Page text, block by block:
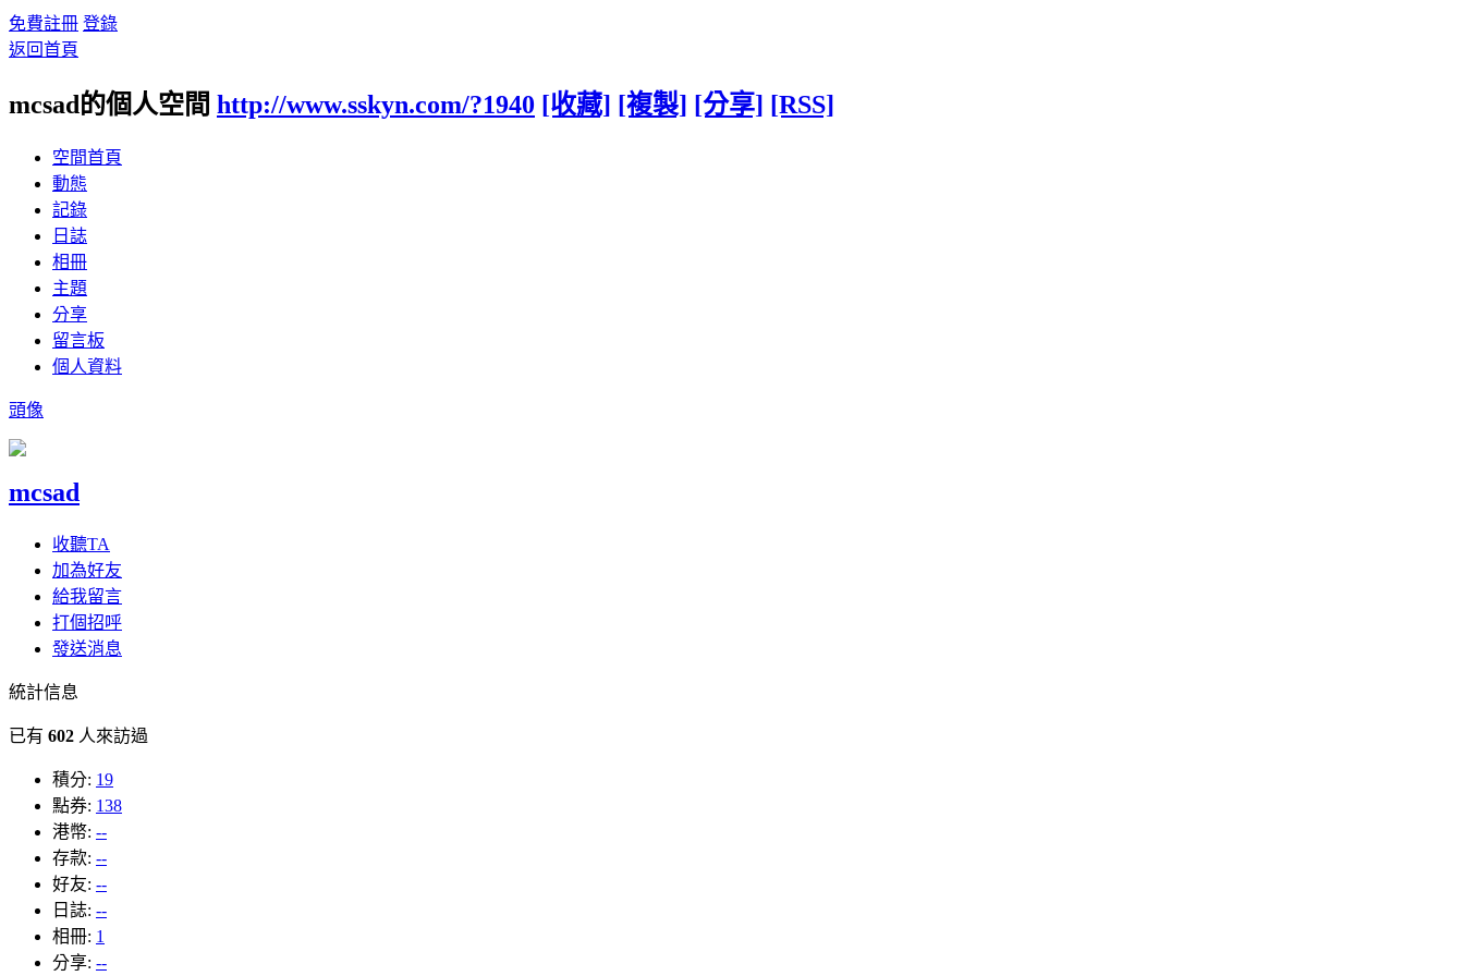
免費註冊 登錄
返回首頁
mcsad的個人空間 http://www.sskyn.com/?1940 [收藏] [複製] [分享] [RSS]
空間首頁
動態
記錄
日誌
相冊
主題
分享
留言板
個人資料
頭像
mcsad
收聽TA
加為好友
給我留言
打個招呼
發送消息
統計信息
已有 602 人來訪過
積分: 19
點券: 138
港幣: --
存款: --
好友: --
日誌: --
相冊: 1
分享: --